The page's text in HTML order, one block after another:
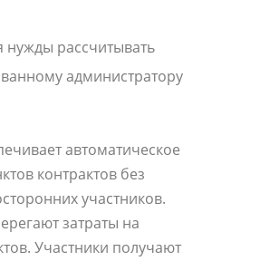
нужды рассчитывать
администратору
автоматическое
контрактов без
участников.
затраты на
Участники получают